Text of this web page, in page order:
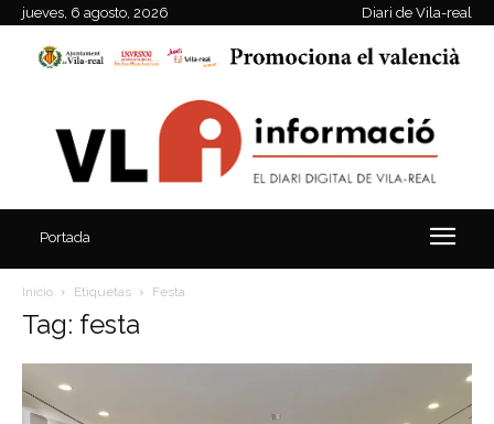
jueves, 6 agosto, 2026 Diari de Vila-real
Portada
Inicio Etiquetas Festa
Tag: festa